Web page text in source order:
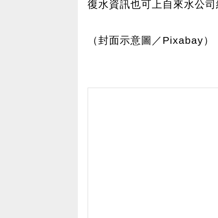
復水資訊也可上自來水公司
（封面示意圖／Pixabay）